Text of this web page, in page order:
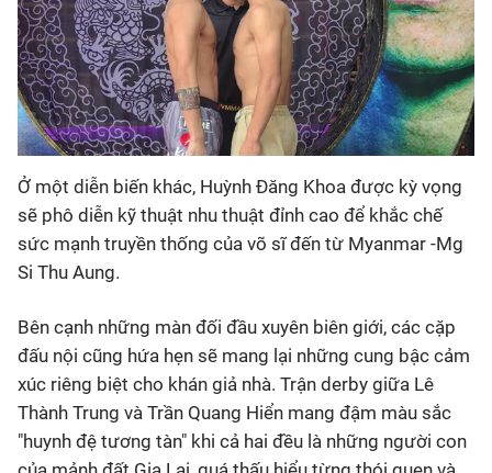
Ở một diễn biến khác, Huỳnh Đăng Khoa được kỳ vọng
sẽ phô diễn kỹ thuật nhu thuật đỉnh cao để khắc chế
sức mạnh truyền thống của võ sĩ đến từ Myanmar -Mg
Si Thu Aung.
Bên cạnh những màn đối đầu xuyên biên giới, các cặp
đấu nội cũng hứa hẹn sẽ mang lại những cung bậc cảm
xúc riêng biệt cho khán giả nhà. Trận derby giữa Lê
Thành Trung và Trần Quang Hiển mang đậm màu sắc
"huynh đệ tương tàn" khi cả hai đều là những người con